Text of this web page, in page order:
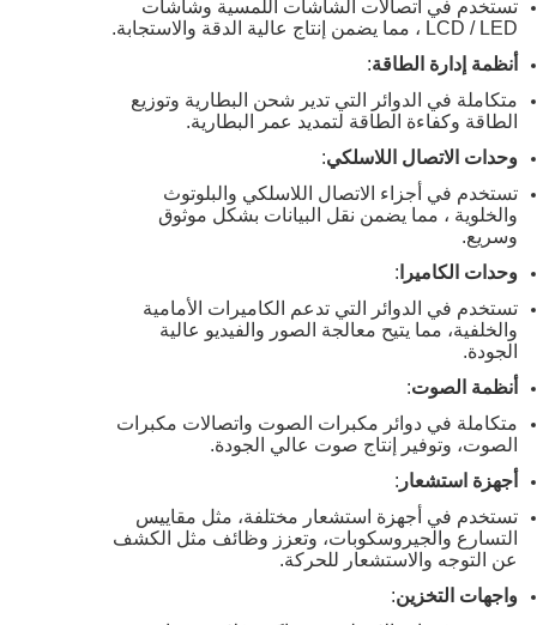
تستخدم في اتصالات الشاشات اللمسية وشاشات
LCD / LED ، مما يضمن إنتاج عالية الدقة والاستجابة.
أنظمة إدارة الطاقة:
متكاملة في الدوائر التي تدير شحن البطارية وتوزيع
الطاقة وكفاءة الطاقة لتمديد عمر البطارية.
وحدات الاتصال اللاسلكي :
تستخدم في أجزاء الاتصال اللاسلكي والبلوتوث
والخلوية ، مما يضمن نقل البيانات بشكل موثوق
وسريع.
وحدات الكاميرا
تستخدم في الدوائر التي تدعم الكاميرات الأمامية
والخلفية، مما يتيح معالجة الصور والفيديو عالية
الجودة.
أنظمة الصوت:
متكاملة في دوائر مكبرات الصوت واتصالات مكبرات
الصوت، وتوفير إنتاج صوت عالي الجودة.
أجهزة استشعار:
تستخدم في أجهزة استشعار مختلفة، مثل مقاييس
التسارع والجيروسكوبات، وتعزز وظائف مثل الكشف
عن التوجه والاستشعار للحركة.
واجهات التخزين: